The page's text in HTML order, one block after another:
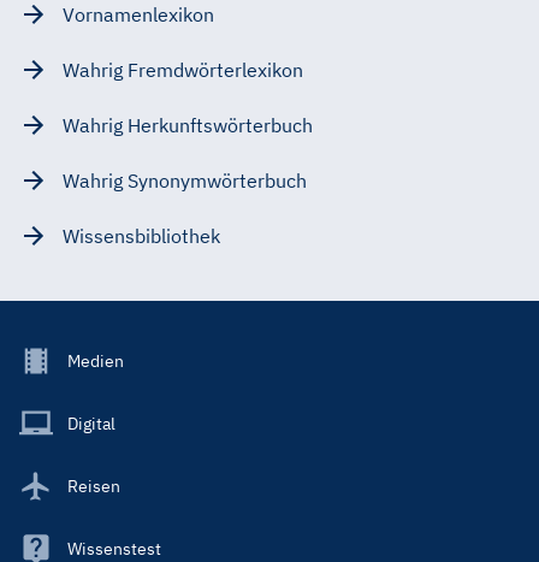
Vornamenlexikon
Wahrig Fremdwörterlexikon
Wahrig Herkunftswörterbuch
Wahrig Synonymwörterbuch
Wissensbibliothek
Footer
Main
Medien
Digital
Reisen
Wissenstest